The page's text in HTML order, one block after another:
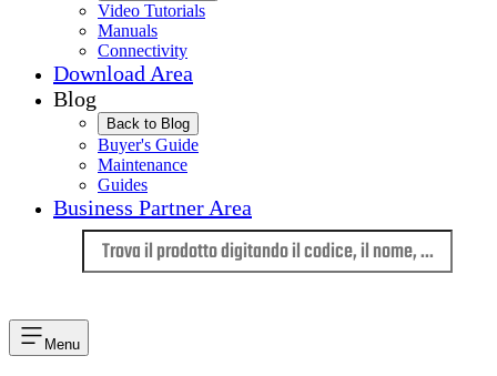
Video Tutorials
Manuals
Connectivity
Download Area
Blog
Back to Blog
Buyer's Guide
Maintenance
Guides
Business Partner Area
Menu